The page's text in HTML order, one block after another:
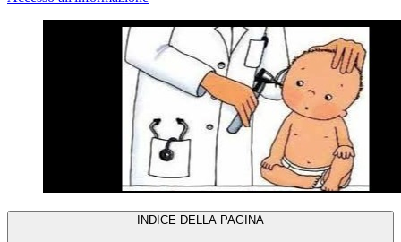
INDICE DELLA PAGINA